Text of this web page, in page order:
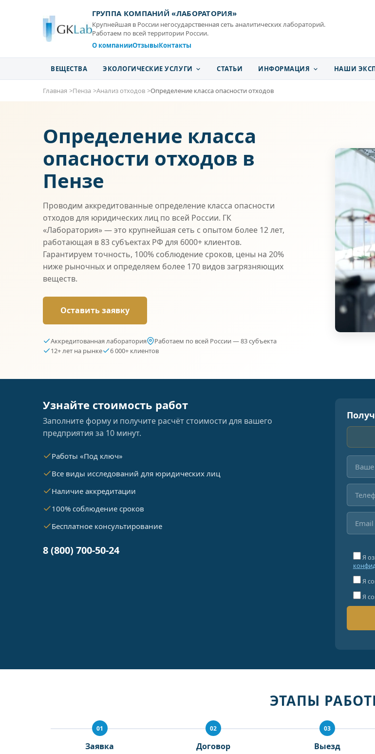
ГРУППА КОМПАНИЙ «ЛАБОРАТОРИЯ»
Крупнейшая в России негосударственная сеть аналитических лабораторий.
Работаем по всей территории России.
О компанииОтзывыКонтакты
ВЕЩЕСТВА ЭКОЛОГИЧЕСКИЕ УСЛУГИ СТАТЬИ ИНФОРМАЦИЯ НАШИ
Главная Пенза Анализ отходов Определение класса опасности отходов
Определение класса
опасности отходов в
Пензе
Проводим аккредитованные определение класса опасности
отходов для юридических лиц по всей России. ГК
«Лаборатория» — это крупнейшая сеть с опытом более 12 лет,
работающая в 83 субъектах РФ для 6000+ клиентов.
Гарантируем точность, 100% соблюдение сроков, цены на 20%
ниже рыночных и определяем более 170 видов загрязняющих
веществ.
Оставить заявку
Аккредитованная лаборатория
Работаем по всей России — 83 субъекта
12+ лет на рынке
6 000+ клиентов
Узнайте стоимость работ
Заполните форму и получите расчёт стоимости для вашего
предприятия за 10 минут.
Работы «Под ключ»
Все виды исследований для юридических лиц
Наличие аккредитации
100% соблюдение сроков
Бесплатное консультирование
8 (800) 700-50-24
Я
Я
Я
ЭТАПЫ
01
Заявка
02
Договор
03
Выезд